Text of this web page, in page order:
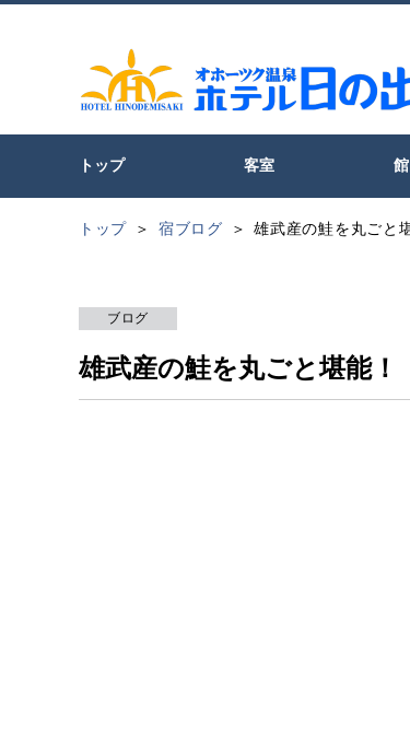
トップ 客室
トップ 宿ブログ 雄武産の鮭を丸ごと
ブログ
雄武産の鮭を丸ごと堪能！